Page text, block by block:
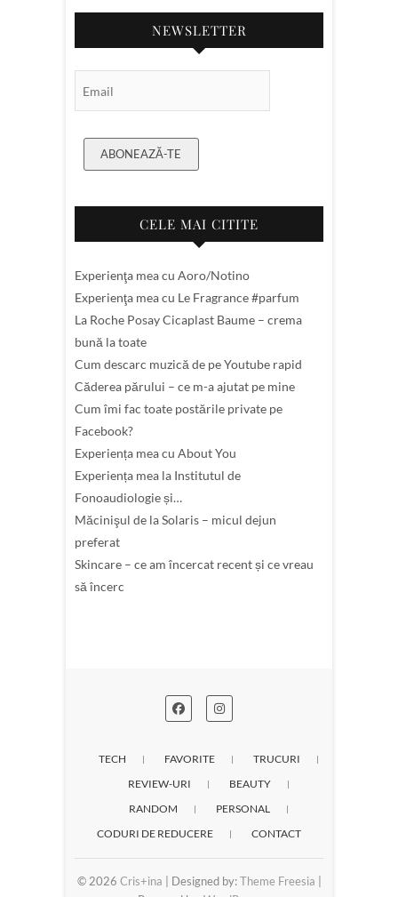
NEWSLETTER
ABONEAZĂ-TE
CELE MAI CITITE
Experienţa mea cu Aoro/Notino
Experienţa mea cu Le Fragrance #parfum
La Roche Posay Cicaplast Baume – crema
bună la toate
Cum descarc muzică de pe Youtube rapid
Căderea părului – ce m-a ajutat pe mine
Cum îmi fac toate postările private pe
Facebook?
Experiența mea cu About You
Experiența mea la Institutul de
Fonoaudiologie și…
Măcinişul de la Solaris – micul dejun
preferat
Skincare – ce am încercat recent și ce vreau
să încerc
TECH FAVORITE
TRUCURI
REVIEW-URI
BEAUTY
RANDOM
PERSONAL
CODURI DE REDUCERE
CONTACT
© 2026 Cris+ina | Designed by:Theme Freesia